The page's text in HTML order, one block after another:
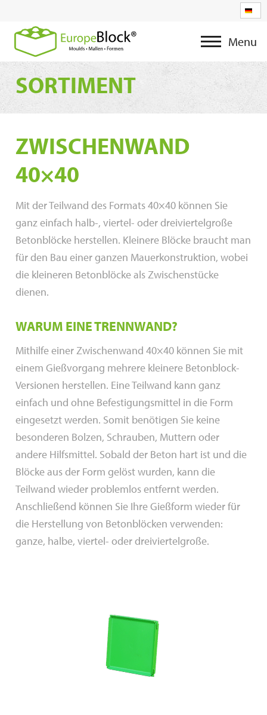
Menu
SORTIMENT
ZWISCHENWAND
40×40
Mit der Teilwand des Formats 40×40 können Sie
ganz einfach halb-, viertel- oder dreiviertelgroße
Betonblöcke herstellen. Kleinere Blöcke braucht man
für den Bau einer ganzen Mauerkonstruktion, wobei
die kleineren Betonblöcke als Zwischenstücke
dienen.
WARUM EINE TRENNWAND?
Mithilfe einer Zwischenwand 40×40 können Sie mit
einem Gießvorgang mehrere kleinere Betonblock-
Versionen herstellen. Eine Teilwand kann ganz
einfach und ohne Befestigungsmittel in die Form
eingesetzt werden. Somit benötigen Sie keine
besonderen Bolzen, Schrauben, Muttern oder
andere Hilfsmittel. Sobald der Beton hart ist und die
Blöcke aus der Form gelöst wurden, kann die
Teilwand wieder problemlos entfernt werden.
Anschließend können Sie Ihre Gießform wieder für
die Herstellung von Betonblöcken verwenden:
ganze, halbe, viertel- oder dreiviertelgroße.